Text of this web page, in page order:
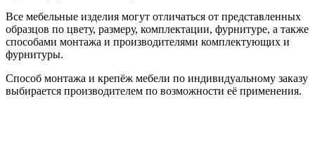
Все мебельные изделия могут отличаться от представленных
образцов по цвету, размеру, комплектации, фурнитуре, а также
способами монтажа и производителями комплектующих и
фурнитуры.
Способ монтажа и крепёж мебели по индивидуальному заказу
выбирается производителем по возможности её применения.